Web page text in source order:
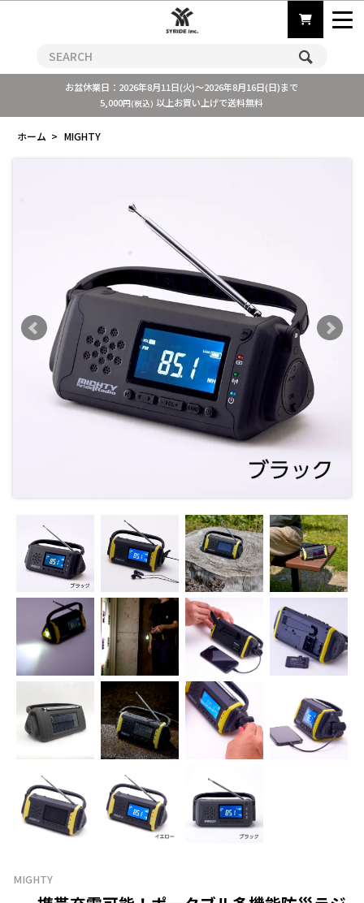
お盆休業日：2026年8月11日(火)～2026年8月16日(日)まで
5,000円(税込) 以上お買い上げで送料無料
ホーム > MIGHTY
MIGHTY